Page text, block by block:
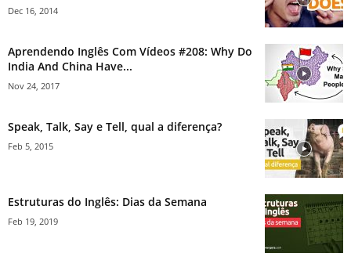
Dec 16, 2014
Aprendendo Inglês Com Vídeos #208: Why Do
India And China Have...
Nov 24, 2017
Speak, Talk, Say e Tell, qual a diferença?
Feb 5, 2015
Estruturas do Inglês: Dias da Semana
Feb 19, 2019